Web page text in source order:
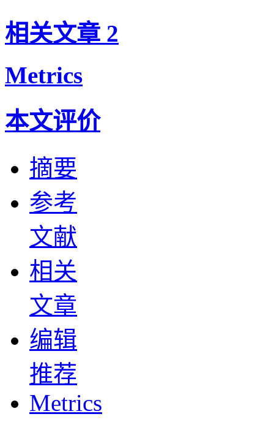
相关文章 2
Metrics
本文评价
摘要
参考
文献
相关
文章
编辑
推荐
Metrics